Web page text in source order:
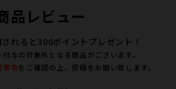
品レビュー
れると300ポイントプレゼント！
与の対象外となる商品がございます。
事項をご確認の上、投稿をお願い致します。